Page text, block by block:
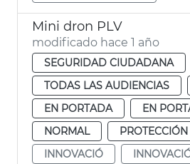
Mini dron PLV
modificado hace 1 año
SEGURIDAD CIUDADANA
TODAS LAS AUDIENCIAS
EN PORTADA
EN
NORMAL
INNOVACIÓ